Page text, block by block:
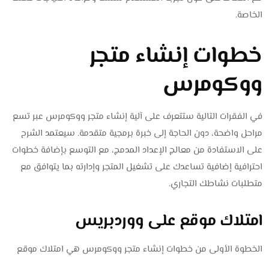
الخاصة.
خطوات إنشاء متجر
ووكومرس
في الفقرات التالية ستتعرف على آلية إنشاء متجر ووكومرس عبر تسع
مراحل واضحة، دون الحاجة إلى خبرة برمجية متقدمة. سيعتمد الشرح
على الاستفادة من معالج الإعداد المدمج، مع التوسع بإضافة خطوات
احترافية إضافية تساعدك على تشغيل المتجر وإدارته بما يتوافق مع
متطلبات نشاطك التجاري.
امتلاك موقع على ووردبريس
الخطوة الأولى من خطوات إنشاء متجر ووكومرس هي امتلاك موقع